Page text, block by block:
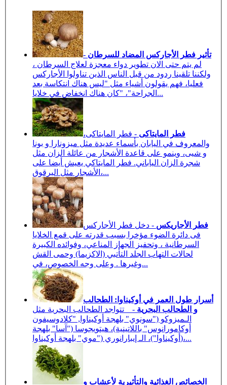
تأثير فطر الأجاركس المضاد للسرطان -
لم يتم حتى الان تطوير دواء معجزة لعلاج السرطان ،
ولكننا تلقينا ردود من قبل الناس الذين تناولوا الأجاركس
فعليا، فهم يقولون أشياء مثل "ليس هناك انتكاسة بعد
الجراحة"، "كان هناك انخفاض في خلايا...
فطر المايتاكى
- فطر المايتاكى،
والمعروف في اليابان بأسماء عديدة مثل ميزونارا و بونا
و شيى، وينمو على قاعدة الأشجار من عائلة الزان مثل
شجرة الزان الياباني. فطر المايتاكي يعيش أيضا على
الأشجار مثل البرقوق،...
فطر الأجاريكس
- دخل فطر الأجاركس
فى دائرة الضوء مؤخرا بسبب قدرته على قمع الخلايا
السرطانية ، وتحفيز الجهاز المناعي، وفوائده الكبيرة
لحالات التهاب الجلد التأتبي (الاكزيما) وحمى القش
وغيرها . وعلى وجه الخصوص، في...
أسرار طول العمر في أوكيناوا: الطحالب
و الطحالب البحرية
- تتواجد الطحالب البحرية مثل
الـميزوكو ("سونوي" بلهجة أوكيناوا, "كلادوسيفون
أوكامورانوس" باللاتينية)، هيتويجوسا ("آسا" بلهجة
أوكيناوا")، الـ إيبارانوري ("موي" بلهجة أوكيناوا)،...
الخصائص الغذائية والتأثيرية لأعشاب و